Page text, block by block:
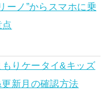
ーノ”からスマホに乗
点
もりケータイ&キッズ
新月の確認方法